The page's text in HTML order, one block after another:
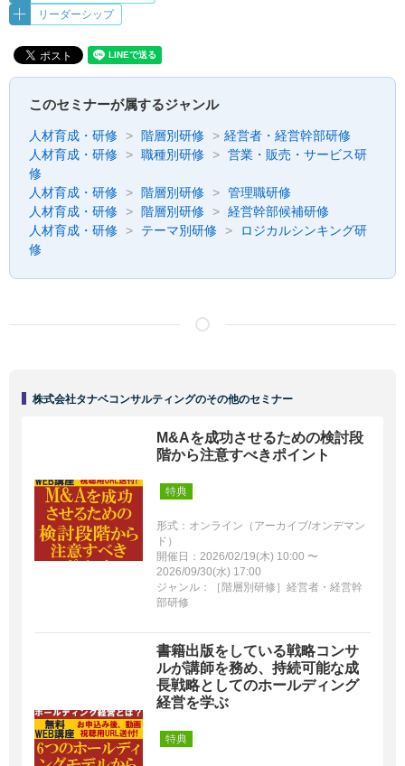
リーダーシップ
このセミナーが属するジャンル
人材育成・研修 階層別研修
経営者・経営幹部研修
人材育成・研修
職種別研修
営業・販売・サービス研
修
人材育成・研修
階層別研修
管理職研修
人材育成・研修
階層別研修
経営幹部候補研修
人材育成・研修
テーマ別研修
ロジカルシンキング研
修
株式会社タナベコンサルティングのその他のセミナー
M&Aを成功させるための検討段
階から注意すべきポイント
特典
形式：オンライン（アーカイブ/オンデマン
ド）
開催日：2026/02/19(木) 10:00 〜
2026/09/30(水) 17:00
ジャンル：［階層別研修］経営者・経営幹
部研修
書籍出版をしている戦略コンサ
ルが講師を務め、持続可能な成
長戦略としてのホールディング
経営を学ぶ
特典